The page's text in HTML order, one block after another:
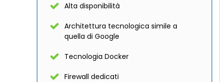
Alta disponibilità
Architettura tecnologica simile a
quella di Google
Tecnologia Docker
Firewall dedicati